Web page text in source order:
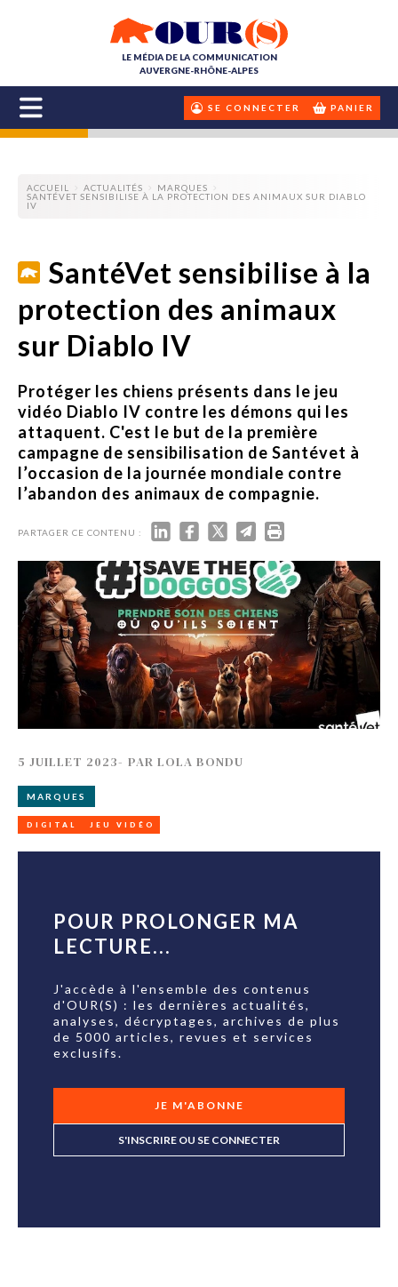
LE MÉDIA DE LA COMMUNICATION
AUVERGNE-RHÔNE-ALPES
SE CONNECTER PANIER
ACCUEIL ACTUALITÉS
MARQUES
SANTÉVET SENSIBILISE À LA PROTECTION DES ANIMAUX SUR DIABLO
IV
SantéVet sensibilise à la
protection des animaux
sur Diablo IV
Protéger les chiens présents dans le jeu
vidéo Diablo IV contre les démons qui les
attaquent. C'est le but de la première
campagne de sensibilisation de Santévet à
l’occasion de la journée mondiale contre
l’abandon des animaux de compagnie.
PARTAGER CE CONTENU :
5 JUILLET 2023- PAR LOLA BONDU
MARQUES
DIGITAL JEU VIDÉO
POUR PROLONGER MA
LECTURE...
J'accède à l'ensemble des contenus
d'OUR(S) : les dernières actualités,
analyses, décryptages, archives de plus
de 5000 articles, revues et services
exclusifs.
JE M'ABONNE
S'INSCRIRE OU SE CONNECTER